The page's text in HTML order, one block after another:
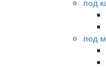
под
под